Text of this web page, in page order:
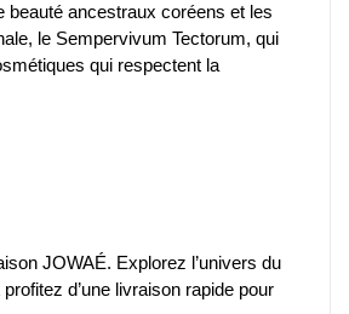
beauté ancestraux coréens et les
le Sempervivum Tectorum, qui
qui respectent la
JOWAÉ. Explorez l’univers du
profitez d’une livraison rapide pour